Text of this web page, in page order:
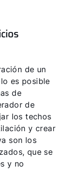
de un
es posible
de
de
los techos
y crear
son los
que se
y no